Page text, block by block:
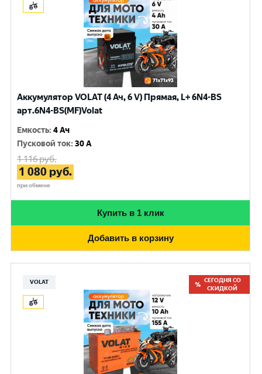
Аккумулятор VOLAT (4 Ач, 6 V) Прямая, L+ 6N4-BS
арт.6N4-BS(MF)Volat
Емкость:4 Ач
Пусковой ток:30 A
1 116руб.
1 080 руб.
при обмене
Купить в 1 клик
Добавить в корзину
VOLAT
СЕГОДНЯ СО
СКИДКОЙ